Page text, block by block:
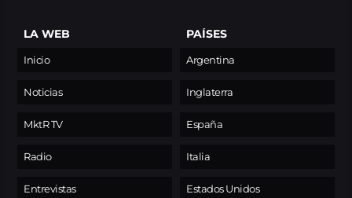
LA WEB
Inicio
Noticias
MktR TV
Radio
Entrevistas
PAÍSES
Argentina
Inglaterra
España
Italia
Estados Unidos